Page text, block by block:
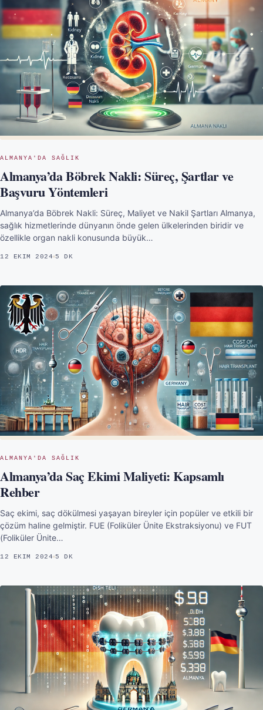
ALMANYA'DA SAĞLIK
Almanya’da Böbrek Nakli: Süreç, Şartlar ve
Başvuru Yöntemleri
Almanya’da Böbrek Nakli: Süreç, Maliyet ve Nakil Şartları Almanya,
sağlık hizmetlerinde dünyanın önde gelen ülkelerinden biridir ve
özellikle organ nakli konusunda büyük…
12 EKIM 2024 5 DK
ALMANYA'DA SAĞLIK
Almanya’da Saç Ekimi Maliyeti: Kapsamlı
Rehber
Saç ekimi, saç dökülmesi yaşayan bireyler için popüler ve etkili bir
çözüm haline gelmiştir. FUE (Foliküler Ünite Ekstraksiyonu) ve FUT
(Foliküler Ünite…
12 EKIM 2024 5 DK